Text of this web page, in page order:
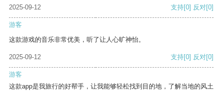
2025-09-12 支持[0] 反对[0]
游客
这款游戏的音乐非常优美，听了让人心旷神怡。
2025-09-12 支持[0] 反对[0]
游客
这款app是我旅行的好帮手，让我能够轻松找到目的地，了解当地的风土